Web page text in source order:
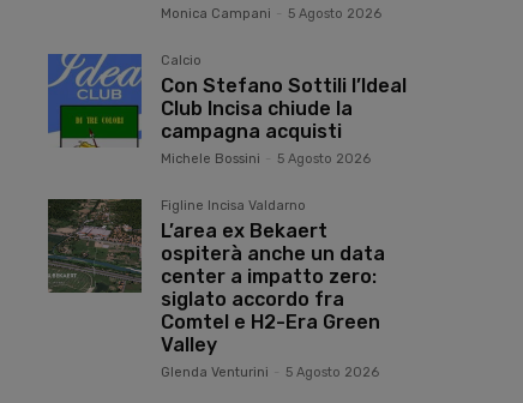
Monica Campani 5 Agosto 2026
Calcio
Con Stefano Sottili l’Ideal
Club Incisa chiude la
campagna acquisti
Michele Bossini 5 Agosto 2026
Figline Incisa Valdarno
L’area ex Bekaert
ospiterà anche un data
center a impatto zero:
siglato accordo fra
Comtel e H2-Era Green
Valley
Glenda Venturini 5 Agosto 2026